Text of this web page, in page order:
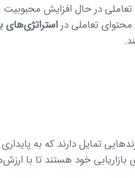
در حال افزایش محبوبیت
تعاملی دراستراتژی‌های
تمایل دارند که به
بازاریابی خود هستند تا با